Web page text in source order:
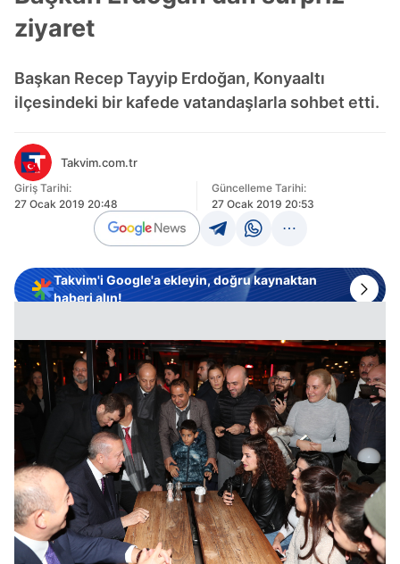
ziyaret
Başkan Recep Tayyip Erdoğan, Konyaaltı
ilçesindeki bir kafede vatandaşlarla sohbet etti.
Takvim.com.tr
Giriş Tarihi:
27 Ocak 2019 20:48
Güncelleme Tarihi:
27 Ocak 2019 20:53
Takvim'i Google'a ekleyin, doğru kaynaktan
haberi alın!